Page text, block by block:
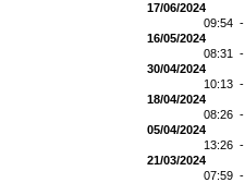
17/06/2024
09:54 -
16/05/2024
08:31 -
30/04/2024
10:13 -
18/04/2024
08:26 -
05/04/2024
13:26 -
21/03/2024
07:59 -